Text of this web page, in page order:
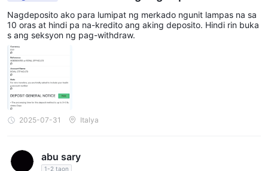
Nagdeposito ako para lumipat ng merkado ngunit lampas na sa
10 oras at hindi pa na-kredito ang aking deposito. Hindi rin buka
s ang seksyon ng pag-withdraw.
2025-07-31 Italya
abu sary
1-2 taon